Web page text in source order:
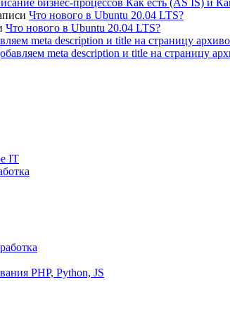
бизнес-процессов Как есть (AS IS) и
Что нового в Ubuntu 20.04 LTS?
Что нового в Ubuntu 20.04 LTS?
meta description и title на страницу
meta description и title на страницу
IT
PHP, Python, JS